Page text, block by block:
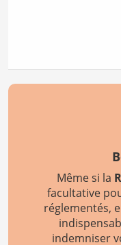
Même si la
facultative
réglementés,
indemniser